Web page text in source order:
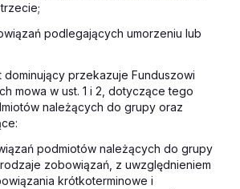
podlegających umorzeniu lub
dominujący przekazuje Funduszowi
mowa w ust. 1 i 2, dotyczące tego
należących do grupy oraz
podmiotów należących do grupy
zobowiązań, z uwzględnieniem
krótkoterminowe i